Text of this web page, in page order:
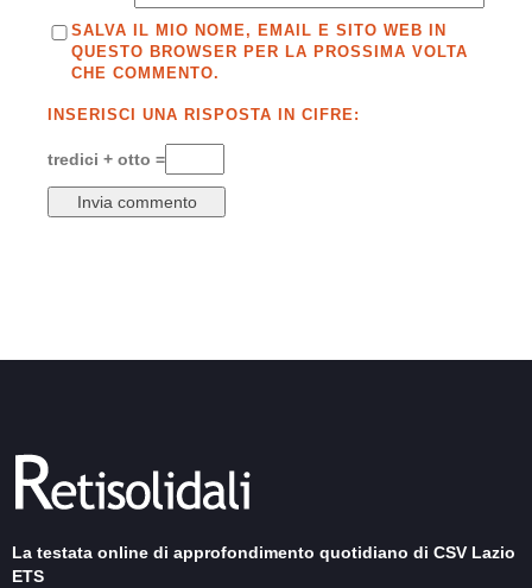
SALVA IL MIO NOME, EMAIL E SITO WEB IN
QUESTO BROWSER PER LA PROSSIMA VOLTA
CHE COMMENTO.
INSERISCI UNA RISPOSTA IN CIFRE:
tredici + otto =
La testata online di approfondimento quotidiano di CSV Lazio
ETS